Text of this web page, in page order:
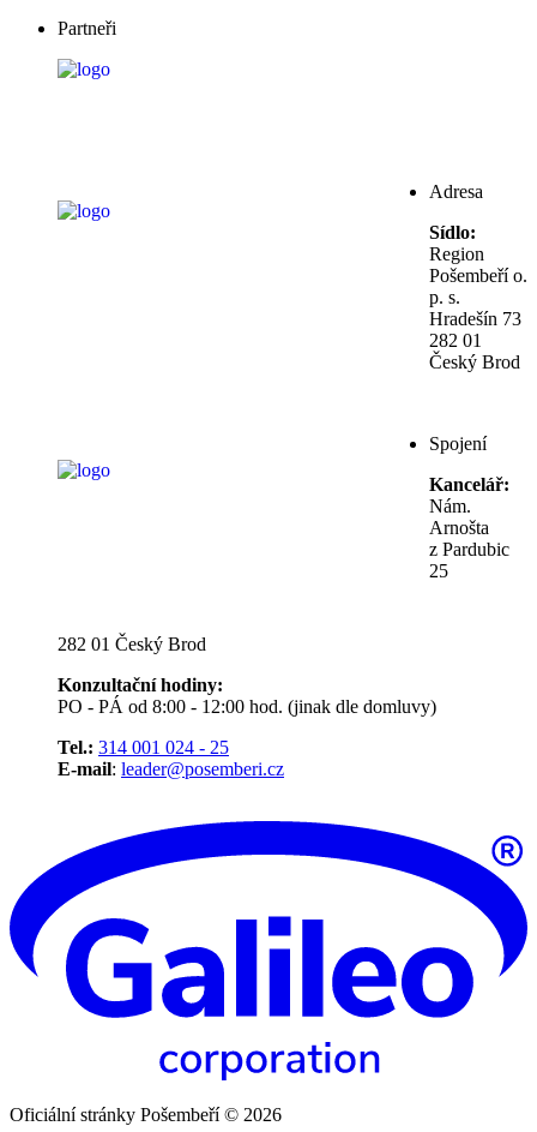
Partneři
Adresa
Sídlo:
Region
Pošembeří o.
p. s.
Hradešín 73
282 01
Český Brod
Spojení
Kancelář:
Nám.
Arnošta
z Pardubic
25
282 01 Český Brod
Konzultační hodiny:
PO - PÁ od 8:00 - 12:00 hod. (jinak dle domluvy)
Tel.: 314 001 024 - 25
E-mail: leader@posemberi.cz
Oficiální stránky Pošembeří © 2026